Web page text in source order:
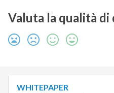
Valuta la qualità
WHITEPAPER